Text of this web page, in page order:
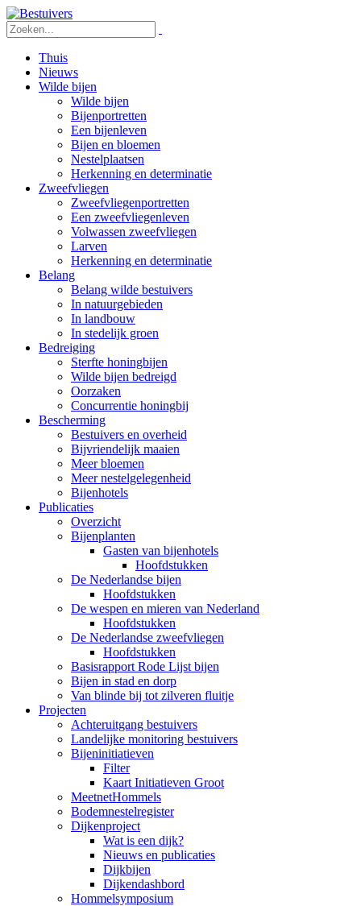
Thuis
Nieuws
Wilde bijen
Wilde bijen
Bijenportretten
Een bijenleven
Bijen en bloemen
Nestelplaatsen
Herkenning en determinatie
Zweefvliegen
Zweefvliegenportretten
Een zweefvliegenleven
Volwassen zweefvliegen
Larven
Herkenning en determinatie
Belang
Belang wilde bestuivers
In natuurgebieden
In landbouw
In stedelijk groen
Bedreiging
Sterfte honingbijen
Wilde bijen bedreigd
Oorzaken
Concurrentie honingbij
Bescherming
Bestuivers en overheid
Bijvriendelijk maaien
Meer bloemen
Meer nestelgelegenheid
Bijenhotels
Publicaties
Overzicht
Bijenplanten
Gasten van bijenhotels
Hoofdstukken
De Nederlandse bijen
Hoofdstukken
De wespen en mieren van Nederland
Hoofdstukken
De Nederlandse zweefvliegen
Hoofdstukken
Basisrapport Rode Lijst bijen
Bijen in stad en dorp
Van blinde bij tot zilveren fluitje
Projecten
Achteruitgang bestuivers
Landelijke monitoring bestuivers
Bijeninitiatieven
Filter
Kaart Initiatieven Groot
MeetnetHommels
Bodemnestelregister
Dijkenproject
Wat is een dijk?
Nieuws en publicaties
Dijkbijen
Dijkendashbord
Hommelsymposium